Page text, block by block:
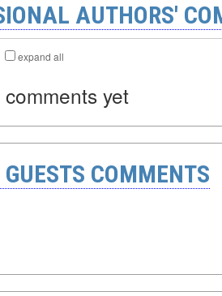
AUTHORS'
expand all
yet
COMMENTS